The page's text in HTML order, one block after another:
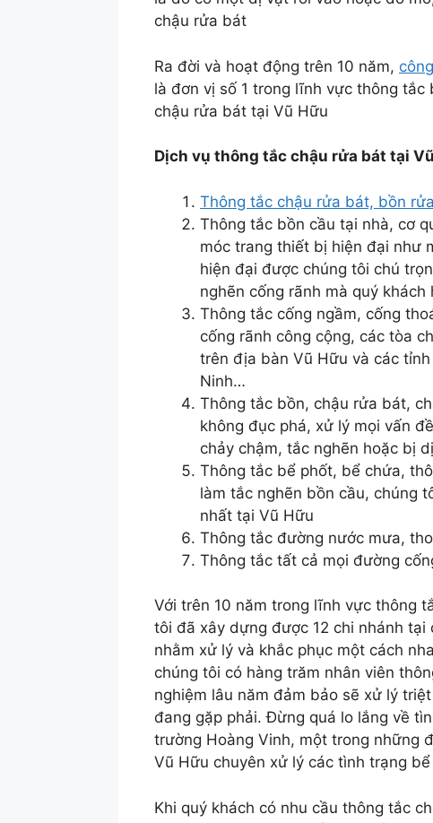
chậu rửa bát
Ra đời và hoạt động trên 10 năm,
là đơn vị số 1 trong lĩnh vực thông
chậu rửa bát tại Vũ Hữu
Dịch vụ thông tắc chậu rửa bát tại
Thông tắc chậu rửa bát, bồn
Thông tắc bồn cầu tại nhà, cơ
móc trang thiết bị hiện đại như
hiện đại được chúng tôi chú
nghẽn cống rãnh mà quý
Thông tắc cống ngầm, cống
cống rãnh công cộng, các tòa
trên địa bàn Vũ Hữu và các
Ninh…
Thông tắc bồn, chậu rửa bát,
không đục phá, xử lý mọi vấn
chảy chậm, tắc nghẽn hoặc bị
Thông tắc bể phốt, bể chứa,
làm tắc nghẽn bồn cầu, chúng
nhất tại Vũ Hữu
Thông tắc đường nước mưa,
Thông tắc tất cả mọi đường
Với trên 10 năm trong lĩnh vực thông
tôi đã xây dựng được 12 chi nhánh
nhằm xử lý và khắc phục một cách
chúng tôi có hàng trăm nhân viên
nghiệm lâu năm đảm bảo sẽ xử lý
đang gặp phải. Đừng quá lo lắng về
trường Hoàng Vinh, một trong những
Vũ Hữu chuyên xử lý các tình trạng
Khi quý khách có nhu cầu thông tắc